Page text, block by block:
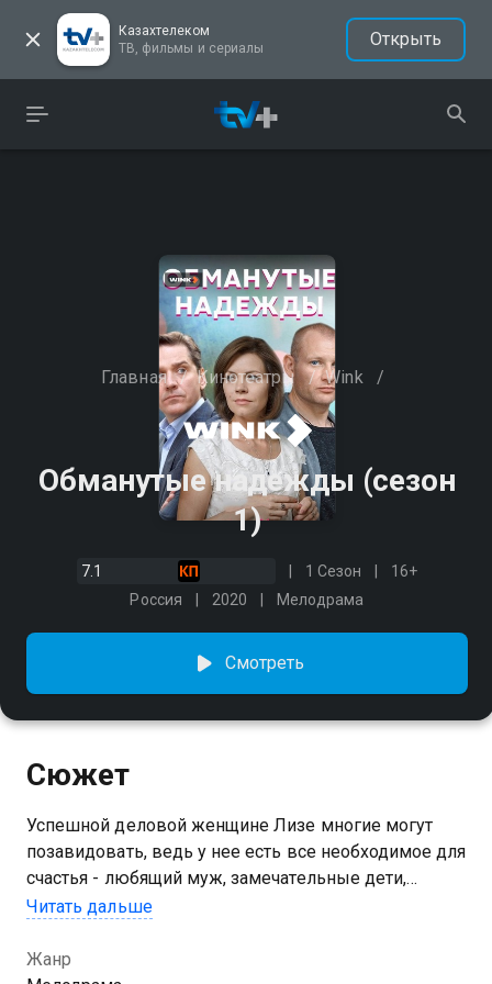
Казахтелеком
ТВ, фильмы и сериалы
Открыть
Главная / Кинотеатры / Wink /
Обманутые надежды (сезон
1)
7.1 1 Сезон
16+
Россия
2020 Мелодрама
Смотреть
Сюжет
Успешной деловой женщине Лизе многие могут
позавидовать, ведь у нее есть все необходимое для
счастья - любящий муж, замечательные дети,
шикарный дом и любимое дело. Но однажды Лиза
годы муж Герман, не сумев реализовать себя,
Читать дальше
Жанр